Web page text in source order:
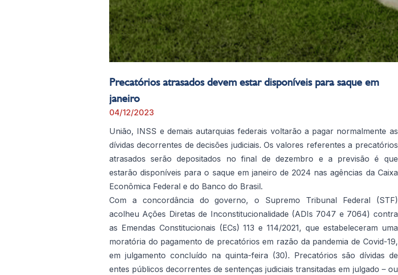
Precatórios atrasados devem estar disponíveis para saque em
janeiro
04/12/2023
União, INSS e demais autarquias federais voltarão a pagar normalmente as
dívidas decorrentes de decisões judiciais. Os valores referentes a precatórios
atrasados serão depositados no final de dezembro e a previsão é que
estarão disponíveis para o saque em janeiro de 2024 nas agências da Caixa
Econômica Federal e do Banco do Brasil.
Com a concordância do governo, o Supremo Tribunal Federal (STF)
acolheu Ações Diretas de Inconstitucionalidade (ADIs 7047 e 7064) contra
as Emendas Constitucionais (ECs) 113 e 114/2021, que estabeleceram uma
moratória do pagamento de precatórios em razão da pandemia de Covid-19,
em julgamento concluído na quinta-feira (30). Precatórios são dívidas de
entes públicos decorrentes de sentenças judiciais transitadas em julgado – ou